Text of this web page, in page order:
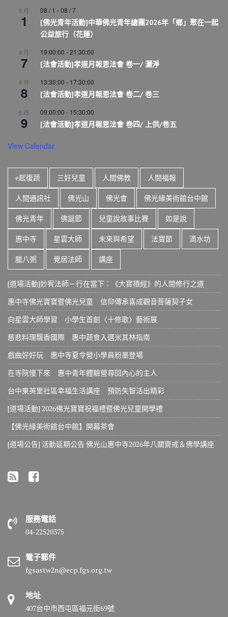
8 月
1
08 / 1 -08 / 7
[佛光青年活動]中華佛光青年總團2026年「鄉」聚在一起
公益旅行（花蓮）
8 月
7
19:00:00 -21:30:00
[法會活動]孝道月報恩法會 卷一/ 灑淨
8 月
8
13:30:00 - 17:30:00
[法會活動]孝道月報恩法會 卷二/ 卷三
8 月
9
09:00:00 - 15:30:00
[法會活動]孝道月報恩法會 卷四/ 上供/卷五
View Calendar
e起復蔬 三好兒童 人間佛教 人間福報
人間通訊社 佛光山 佛光會 佛光緣美術館台中館
佛光青年 佛誕節 兒童說故事比賽 如是說
惠中寺 星雲大師 未來與希望 法寶節 滴水坊
臘八粥 覺居法師 講座
[道場活動]妙宥法師－行在當下：《大寶積經》的人間修行之道
惠中寺佛光寶寶暨佛光兒童 信仰傳承喜成觀音菩薩契子女
向星雲大師學習 小學生首創〈十修歌〉藝術展
慈悲料理飄香國際 惠中蔬食入選米其林指南
戲曲好好玩 惠中寺夏令營小學員粉墨登場
在寺院慢下來 惠中青年體驗營尋回內心的主人
台中東英里社區幸福生活講座 預防失智活出精彩
[道場活動] 2026佛光寶寶祝福禮暨佛光兒童開學禮
【佛光緣美術館台中館】開幕茶會
[道場公告] 活動延期公告 佛光山惠中寺2026年八關齋戒＆佛學講座
服務電話
04-22520375
電子郵件
fgsastw2n@ecp.fgs.org.tw
地址
407台中市西屯區福元街69號